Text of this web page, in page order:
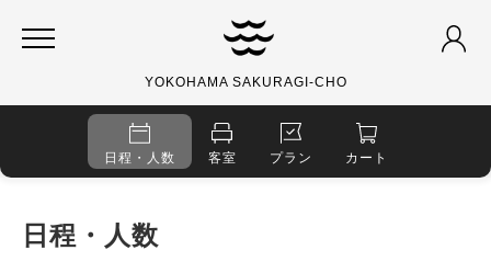
YOKOHAMA SAKURAGI-CHO
日程・人数 客室 プラン カート
日程・人数